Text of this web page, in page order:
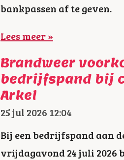
bankpassen af te geven.
Lees meer »
Brandweer
bedrijfspand bij
Arkel
25 jul 2026 12:04
Bij een bedrijfspand aan
vrijdagavond 24 juli 2026